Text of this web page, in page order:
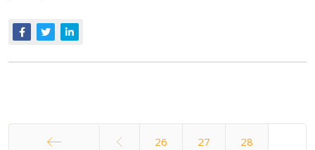
26 27 28